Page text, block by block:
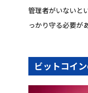
管理者がいないと
っかり守る必要が
ビットコイ